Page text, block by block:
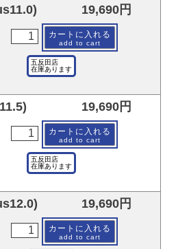
19,690円
カートに入れる
add to cart
五反田店
在庫あります
19,690円
カートに入れる
add to cart
五反田店
在庫あります
19,690円
カートに入れる
add to cart